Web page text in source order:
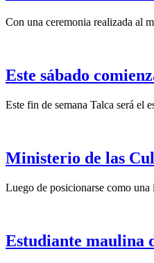
Con una ceremonia realizada al
Este sábado
Este fin de semana Talca será el
Ministerio de las
Luego de posicionarse como
Estudiante maulina